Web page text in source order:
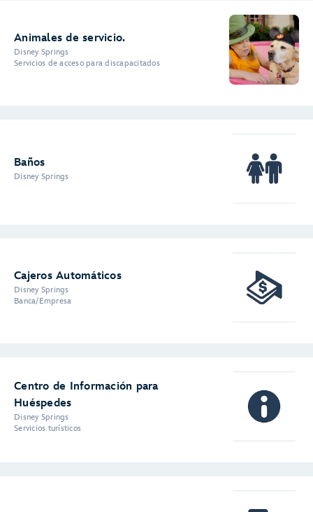
Animales de servicio.
Disney Springs
Servicios de acceso para discapacitados
Baños
Disney Springs
Cajeros Automáticos
Disney Springs
Banca/Empresa
Centro de Información para
Huéspedes
Disney Springs
Servicios turísticos